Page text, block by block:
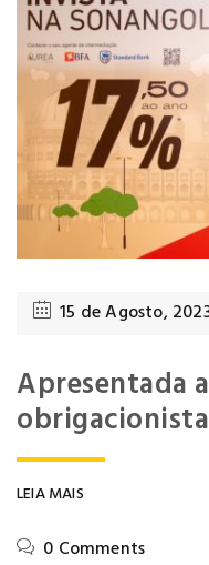
15 de Agosto,
Apresentada
obrigacionista
LEIA MAIS
0 Comments